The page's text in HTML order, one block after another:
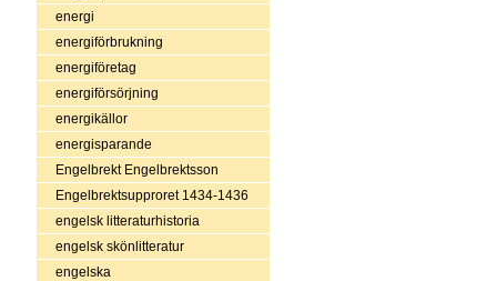
energi
energiförbrukning
energiföretag
energiförsörjning
energikällor
energisparande
Engelbrekt Engelbrektsson
Engelbrektsupproret 1434-1436
engelsk litteraturhistoria
engelsk skönlitteratur
engelska